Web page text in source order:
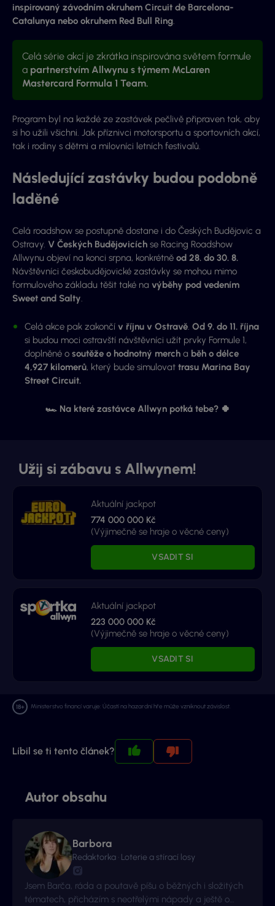
inspirovaný závodním okruhem Circuit de Barcelona-
Catalunya nebo okruhem Red Bull Ring.
Celá série akcí je zkrátka inspirována světem formule
a partnerstvím Allwynu s týmem McLaren
Mastercard Formula 1 Team.
Program byl na každé ze zastávek pečlivě připraven tak, aby
si ho užili všichni. Jak příznivci motorsportu a sportovních akcí,
tak i rodiny s dětmi a milovníci letních festivalů.
Následující zastávky budou podobně
laděné
Celá roadshow se postupně dostane i do Českých Budějovic a
Ostravy. V Českých Budějovicích se Racing Roadshow
Allwynu objeví na konci srpna, konkrétně od 28. do 30. 8.
Návštěvníci českobudějovické zastávky se mohou mimo
formulového základu těšit také na výběhy pod vedením
Sweet and Salty.
Celá akce pak zakončí v říjnu v Ostravě. Od 9. do 11. října
si budou moci ostravští návštěvníci užít prvky Formule 1,
doplněné o soutěže o hodnotný merch a běh o délce
4,927 kilomerů, který bude simulovat trasu Marina Bay
Street Circuit.
🏎 Na které zastávce Allwyn potká tebe? 🍀
Užij si zábavu s Allwynem!
Aktuální jackpot
774 000 000 Kč
(Výjimečně se hraje o věcné ceny)
VSADIT SI
Aktuální jackpot
223 000 000 Kč
(Výjimečně se hraje o věcné ceny)
VSADIT SI
Ministerstvo financí varuje: Účastí na hazardní hře může vzniknout závislost.
Líbil se ti tento článek?
Autor obsahu
Barbora
Redaktorka · Loterie a stírací losy
Jsem Barča, ráda a poutavě píšu o běžných i složitých
tématech, přicházím s neotřelými nápady a ještě o